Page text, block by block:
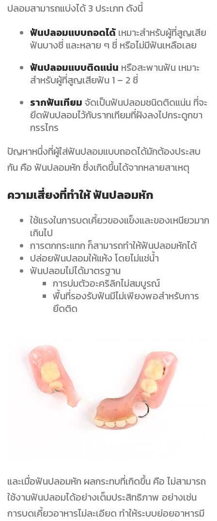
ปลอมสามารถแบ่งได้ 3 ประเภท ดังนี้
ฟันปลอมแบบถอดได้ เหมาะสำหรับผู้ที่สูญเสีย
ฟันบางซี่ และหลาย ๆ ซี่ หรือไม่มีฟันเหลือเลย
ฟันปลอมแบบติดแน่น หรือสะพานฟัน เหมาะ
สำหรับผู้ที่สูญเสียฟัน 1 – 2 ซี่
รากฟันเทียม จัดเป็นฟันปลอมชนิดติดแน่น ที่จะ
ยึดฟันปลอมไว้กับรากเทียมที่ฝังลงไปกระดูกขา
กรรไกร
ปัญหาหนึ่งที่ผู้ใส่ฟันปลอมแบบถอดได้มักต้องประสบ
กัน คือ ฟันปลอมหัก ซึ่งเกิดขึ้นได้จากหลายสาเหตุ
ความเสี่ยงที่ทำให้ ฟันปลอมหัก
ใช้แรงในการบดเคี้ยวของแข็งและของเหนียวมาก
เกินไป
การตกกระแทก ก็สามารถทำให้ฟันปลอมหักได้
ปล่อยฟันปลอมให้แห้ง โดยไม่แช่น้ำ
ฟันปลอมไม่ได้มาตรฐาน
การบ่มตัวอะคริลิกไม่สมบูรณ์
พื้นที่รองรับฟันมีไม่เพียงพอสำหรับการ
ยึดติด
และเมื่อฟันปลอมหัก ผลกระทบที่เกิดขึ้น คือ ไม่สามารถ
ใช้งานฟันปลอมได้อย่างเต็มประสิทธิภาพ อย่างเช่น
การบดเคี้ยวอาหารไม่ละเอียด ทำให้ระบบย่อยอาหารมี